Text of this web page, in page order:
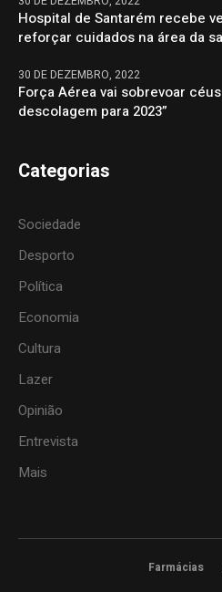
Hospital de Santarém recebe
reforçar cuidados na área da
30 DE DEZEMBRO, 2022
Força Aérea vai sobrevoar
descolagem para 2023”
Categorias
Sociedade
Desporto
Política
Economia
Cultura
Lazer
Opinião
Entrevista
Mais
Farmácias